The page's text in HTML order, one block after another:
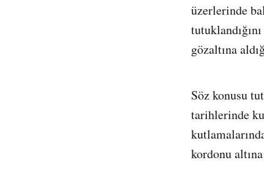
üzerlerinde
gözaltına
Söz konusu
tarihlerinde
kordonu